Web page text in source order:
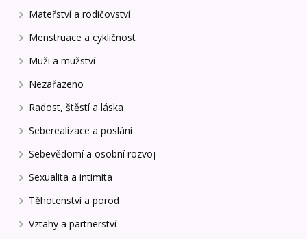
Mateřství a rodičovství
Menstruace a cykličnost
Muži a mužství
Nezařazeno
Radost, štěstí a láska
Seberealizace a poslání
Sebevědomí a osobní rozvoj
Sexualita a intimita
Těhotenství a porod
Vztahy a partnerství